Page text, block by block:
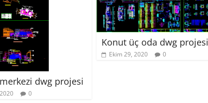
dwg projesi
0
Konut üç oda dwg projesi
Ekim 29, 2020 0